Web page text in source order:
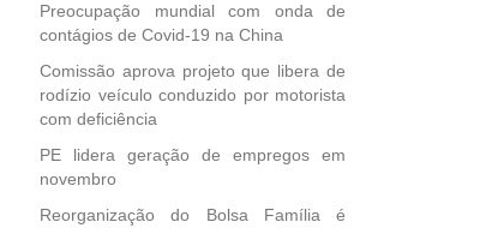
Preocupação mundial com onda de
contágios de Covid-19 na China
Comissão aprova projeto que libera de
rodízio veículo conduzido por motorista
com deficiência
PE lidera geração de empregos em
novembro
Reorganização do Bolsa Família é